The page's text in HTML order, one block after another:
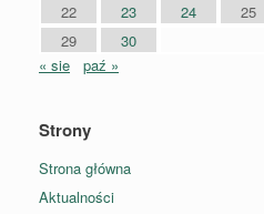
22
23 24 25
29
30
« sie
paź »
Strony
Strona główna
Aktualności